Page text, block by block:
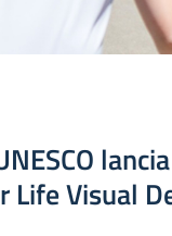
Life Visual